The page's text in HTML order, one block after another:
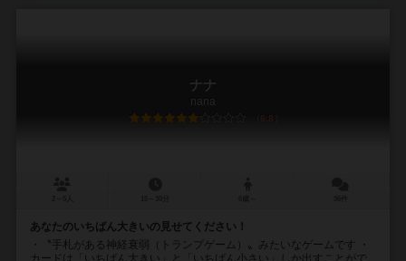
ナナ
nana
6.8
あなたのいちばん大きいの見せてください！
・〝手札がある神経衰弱（トランプゲーム）〟みたいなゲームです ・
カードは「いちばん大きい」と「いちばん小さい」しか出すことがで